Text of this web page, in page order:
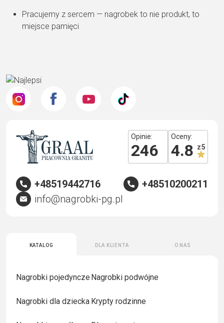
Pracujemy z sercem — nagrobek to nie produkt, to
miejsce pamięci
Katalog Dla klienta O nas
Nagrobki pojedyncze Nagrobki podwójne
Nagrobki dla dziecka Krypty rodzinne
Opinie:
246
Oceny:
4.8 z 5
+48519442716
+48510200211
info@nagrobki-pg.pl